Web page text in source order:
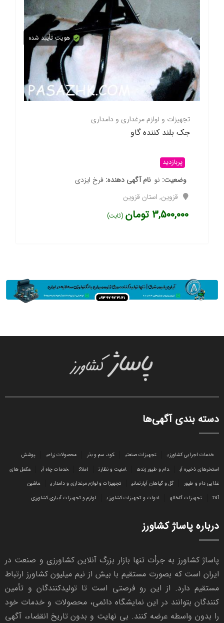
هویت تأیید شده
تجهیزات و لوازم مرغداری و دامداری
جک بلند کننده گاو
پربازدید
وضعیت نو نام آگهی دهنده فرخ ایزدی
قزوین, استان قزوین
3,500,000 تومان (ثابت)
دسته بندی آگهی‌ها
خدمات اجرایی کشاورزی تجهیزات صنعتی کود، سم و بذر محصولات زراعی
پوشش
استخرهای ذخیره آب
دام و طیور زنده امنیت و نظارت املاک خدمات چاه آب
مکمل های
غذایی دام و طیور
گل و گیاهان آپارتمانی تجهیزات و لوازم مرغداری و دامداری
ماشین
آلات
تجهیزات گلخانه ادوات و تجهیزات کشاورزی لوازم و تجهیزات آبیاری کشاورزی
درباره پاساژ کشاورز
پاساژ کشاورز به جرأت تنها بازار بزرگ آنلاین کشاورزی و صنعت در
ایران است که بصورت مستقیم با بیش از نیم میلیون کشاورز ارتباط
مستقیم دارد. از این رو فرصتی است تا تولیدکنندگان و تأمین
کنندگان بتوانند در این نمایشگاه دائمی، محصولات و خدمات خود
را بدون واسطه عرضه کنند. بی نهایت و بدون تاریخ انقضاء، آگهی